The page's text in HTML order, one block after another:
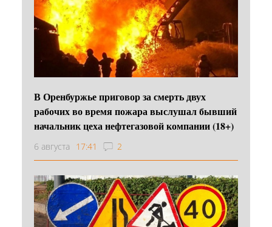
В Оренбуржье приговор за смерть двух
рабочих во время пожара выслушал бывший
начальник цеха нефтегазовой компании (18+)
6 августа 17:41 2